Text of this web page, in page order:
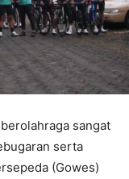
sangat
serta
(Gowes)